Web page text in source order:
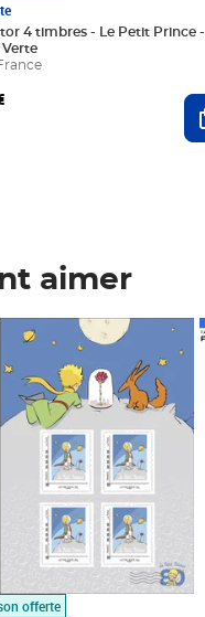
4 timbres - Le Petit Prince -
Verte
aimer
offerte